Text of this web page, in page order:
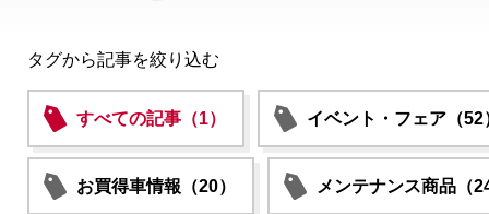
タグから記事を絞り込む
すべての記事（1） イベント・フェア（52
お買得車情報（20） メンテナンス商品（